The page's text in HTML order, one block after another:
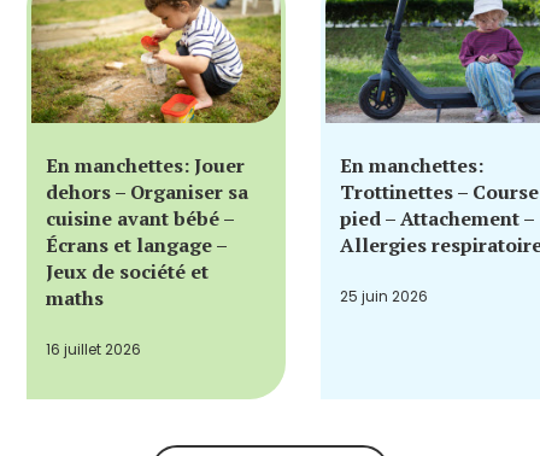
En manchettes: Jouer
dehors – Organiser sa
cuisine avant bébé –
Écrans et langage –
Jeux de société et
maths
16 juillet 2026
En manchettes:
Trottinettes –
pied – Attachement –
Allergies
25 juin 2026